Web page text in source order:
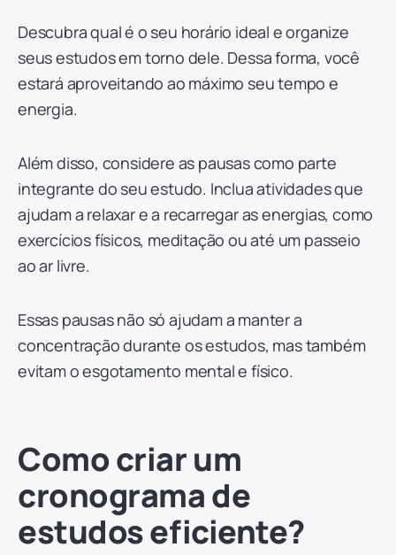
Descubra qual é o seu horário ideal e organize
seus estudos em torno dele. Dessa forma, você
estará aproveitando ao máximo seu tempo e
energia.
Além disso, considere as pausas como parte
integrante do seu estudo. Inclua atividades que
ajudam a relaxar e a recarregar as energias, como
exercícios físicos, meditação ou até um passeio
ao ar livre.
Essas pausas não só ajudam a manter a
concentração durante os estudos, mas também
evitam o esgotamento mental e físico.
Como criar um
cronograma de
estudos eficiente?